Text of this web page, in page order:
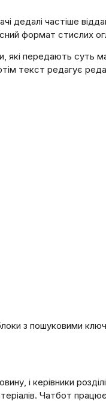
дедалі частіше
формат стислих
які передають суть
текст редагує
з пошуковими
і керівники
Чатбот працює